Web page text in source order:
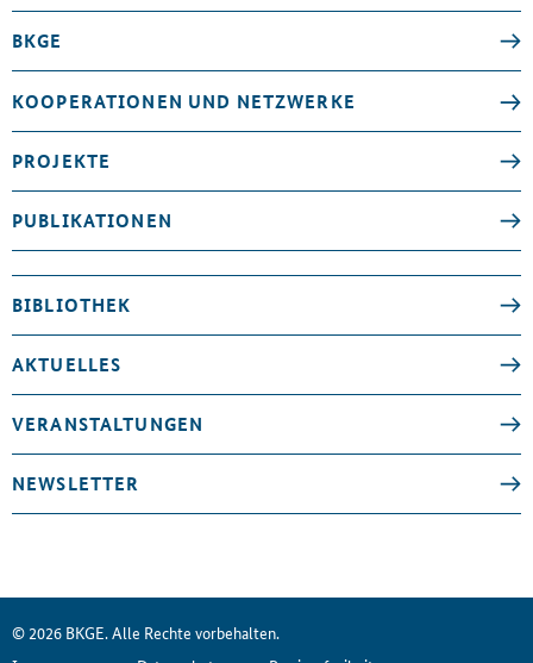
BKGE
KOOPERATIONEN UND NETZWERKE
PROJEKTE
PUBLIKATIONEN
BIBLIOTHEK
AKTUELLES
VERANSTALTUNGEN
NEWSLETTER
© 2026 BKGE. Alle Rechte vorbehalten.